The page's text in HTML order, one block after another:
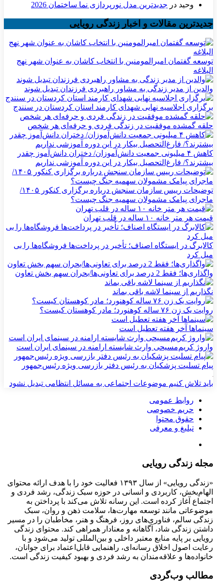
وحید در جدیدترین مدل نورپردازی نما ساختمان 2026
جدیدترین مقالات و اخبار زندگی رویایی
توسعه گفتمان امیرالمومنین با انتخاب کاشان به عنوان شهر نهج
البلاغه
والدین از مدیر زندگی به مشاور راهبردی فرزندان تبدیل شوند
برگزاری اجلاسیه نهایی شهدای کارمند استان کردستان در سنندج
حلقه گمشده موفقیت در زندگی فردی و حرفه‌ای هر شخص
کاهش ۴ میلیونی جمعیت دانش‌آموزان/ دختران دانش‌آموز چقدر
بیشترند؟/ فارغ‌التحصیل بیکار در این دوره آموزشی نداریم
توضیحات رییس سازمان سنجش درباره برگزاری کنکور ۱۴۰۵/
ماجرای پیامک مشمولان سهمیه جنگ چیست؟
قیمت هر متر خانه ۱۰ ساله در قلب تهران
کالابرگ در ایستگاه اصناف؛ تأخیر در پرداخت‌ها فروشگاه‌ها را بی
میل کرد
واگذاری‌ها؛ فقط 2 درصد برای تعاونی‌ها/بحران سهم بخش تعاون
نگذاریم از سینما لاشه باقی بماند
روایت یک زن ۷۶ ساله کوهنورد؛ مادر کوهستان کیست؟
سینماها آخر هفته تعطیل است
واروژ کریم‌مسیحی وارث شایسته ارامنه در سینمای ایران است
پیام تسلیت پزشکیان به رئیس دفتر بازرسی ویژه رئیس‌جمهور
باید تلاش کنیم موضوعات اجتماعی به مسائل انتظامی تبدیل نشود
روابط عمومی
حریم خصوصی
حقوق محتوا
تبلیغ و معرفی
مجله زندگی رویایی
«زندگی رویایی» از سال ۱۳۹۳ فعالیت خود را با هدف ارائه محتوای
الهام‌بخش، کاربردی و انسانی در حوزه سبک زندگی، رشد فردی و
اجتماع آغاز کرده است. این رسانه تلاش می‌کند با پرداختن به
موضوعاتی مانند توسعه مهارت‌ها، سلامت ذهن و روان، سبک
زندگی سالم، فناوری‌های روز، فرهنگ و هنر، مخاطبان را در مسیر
داشتن زندگی شاد، آگاهانه و معنادار همراهی کند. محتوای زندگی
رویایی بر پایه منابع معتبر داخلی و بین‌المللی تولید می‌شود و با
رعایت اصول اخلاق رسانه‌ای، راهنمایی قابل‌اعتماد برای جوانان،
خانواده‌ها و علاقه‌مندان به رشد فردی و بهبود کیفیت زندگی است.
مطالب وب‌گردی